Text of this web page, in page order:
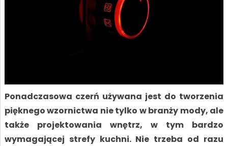
Ponadczasowa czerń używana jest do tworzenia
pięknego wzornictwa nie tylko w branży mody, ale
także projektowania wnętrz, w tym bardzo
wymagającej strefy kuchni. Nie trzeba od razu